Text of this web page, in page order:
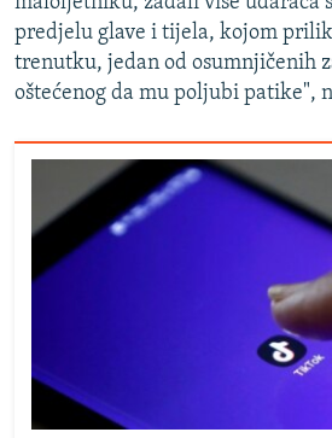
predjelu glave i tijela, kojom
trenutku, jedan od osumnjičenih
oštećenog da mu poljubi patike",